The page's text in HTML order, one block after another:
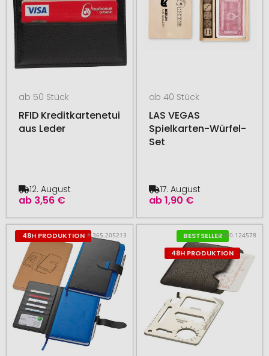
ab 50 Stück
RFID Kreditkartenetui
aus Leder
ab 3,56 €
12. August
ab 40 Stück
LAS VEGAS
Spielkarten-Würfel-
Set
ab1,90 €
17. August
48H PRODUKTION # 365.205213
BESTSELLER
48H PRODUKTION
# 500.124578